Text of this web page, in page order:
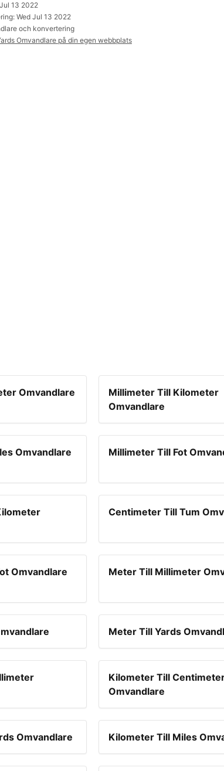
13 2022
Wed Jul 13 2022
och konvertering
Omvandlare på din egen webbplats
Omvandlare
Millimeter Till Kilometer
Omvandlare
Omvandlare Millimeter Till Fot
Centimeter Till Tum
Omvandlare Meter Till Millimeter
Meter Till Yards
Kilometer Till
Omvandlare
Omvandlare Kilometer Till Miles